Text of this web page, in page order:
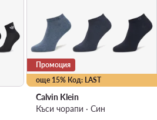
още 15% Код: LAST
Промоция
Calvin Klein
Къси чорапи · Син